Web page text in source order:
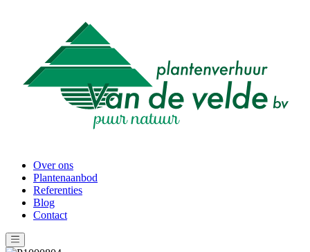
Over ons
Plantenaanbod
Referenties
Blog
Contact